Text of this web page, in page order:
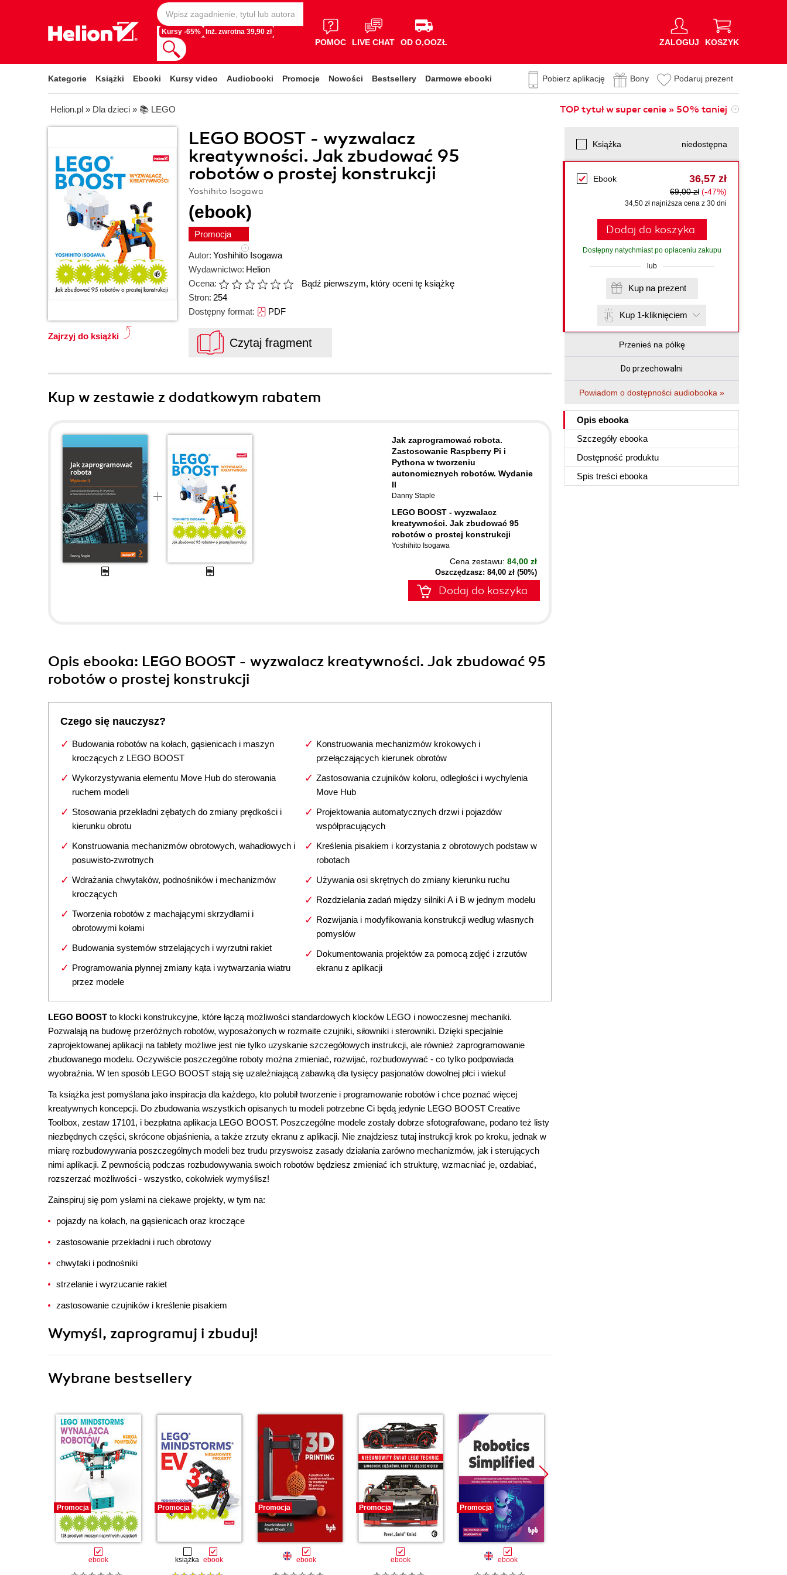
Kursy -65% Inż. zwrotna 39,90 zł
POMOC LIVE CHAT OD O,OOZŁ ZALOGUJ KOSZYK
Kategorie Książki Ebooki Kursy video Audiobooki Promocje Nowości Bestsellery Darmowe ebooki Pobierz aplikację Bony Podaruj prezent
Helion.pl » Dla dzieci » 📚 LEGO TOP tytuł w super cenie » 50% taniej
LEGO BOOST - wyzwalacz
kreatywności. Jak zbudować 95
robotów o prostej konstrukcji
Yoshihito Isogawa
(ebook)
Promocja
Zajrzyj do książki
Autor: Yoshihito Isogawa
Wydawnictwo: Helion
Ocena:
Bądź pierwszym, który oceni tę książkę
Stron: 254
Dostępny format: PDF
Czytaj fragment
Książka niedostępna
Ebook 36,57 zł
69,00 zł (-47%)
34,50 zł najniższa cena z 30 dni
Dodaj do koszyka
Dostępny natychmiast po opłaceniu zakupu
lub
Kup na prezent
Kup 1-kliknięciem
Przenieś na półkę
Do przechowalni
Powiadom o dostępności audiobooka »
Opis ebooka
Szczegóły ebooka
Dostępność produktu
Spis treści ebooka
Kup w zestawie z dodatkowym rabatem
Jak zaprogramować robota.
Zastosowanie Raspberry Pi i
Pythona w tworzeniu
autonomicznych robotów. Wydanie
II
Danny Staple
LEGO BOOST - wyzwalacz
kreatywności. Jak zbudować 95
robotów o prostej konstrukcji
Yoshihito Isogawa
Cena zestawu: 84,00 zł
Oszczędzasz: 84,00 zł (50%)
Dodaj do koszyka
Opis ebooka: LEGO BOOST - wyzwalacz kreatywności. Jak zbudować 95
robotów o prostej konstrukcji
Czego się nauczysz?
Budowania robotów na kołach, gąsienicach i maszyn
kroczących z LEGO BOOST
Wykorzystywania elementu Move Hub do sterowania
ruchem modeli
Stosowania przekładni zębatych do zmiany prędkości i
kierunku obrotu
Konstruowania mechanizmów obrotowych, wahadłowych i
posuwisto-zwrotnych
Wdrażania chwytaków, podnośników i mechanizmów
kroczących
Tworzenia robotów z machającymi skrzydłami i
obrotowymi kołami
Budowania systemów strzelających i wyrzutni rakiet
Programowania płynnej zmiany kąta i wytwarzania wiatru
przez modele
Konstruowania mechanizmów krokowych i
przełączających kierunek obrotów
Zastosowania czujników koloru, odległości i wychylenia
Move Hub
Projektowania automatycznych drzwi i pojazdów
współpracujących
Kreślenia pisakiem i korzystania z obrotowych podstaw w
robotach
Używania osi skrętnych do zmiany kierunku ruchu
Rozdzielania zadań między silniki A i B w jednym modelu
Rozwijania i modyfikowania konstrukcji według własnych
pomysłów
Dokumentowania projektów za pomocą zdjęć i zrzutów
ekranu z aplikacji
LEGO BOOST to klocki konstrukcyjne, które łączą możliwości standardowych klocków LEGO i nowoczesnej mechaniki.
Pozwalają na budowę przeróżnych robotów, wyposażonych w rozmaite czujniki, siłowniki i sterowniki. Dzięki specjalnie
zaprojektowanej aplikacji na tablety możliwe jest nie tylko uzyskanie szczegółowych instrukcji, ale również zaprogramowanie
zbudowanego modelu. Oczywiście poszczególne roboty można zmieniać, rozwijać, rozbudowywać - co tylko podpowiada
wyobraźnia. W ten sposób LEGO BOOST stają się uzależniającą zabawką dla tysięcy pasjonatów dowolnej płci i wieku!
Ta książka jest pomyślana jako inspiracja dla każdego, kto polubił tworzenie i programowanie robotów i chce poznać więcej
kreatywnych koncepcji. Do zbudowania wszystkich opisanych tu modeli potrzebne Ci będą jedynie LEGO BOOST Creative
Toolbox, zestaw 17101, i bezpłatna aplikacja LEGO BOOST. Poszczególne modele zostały dobrze sfotografowane, podano też listy
niezbędnych części, skrócone objaśnienia, a także zrzuty ekranu z aplikacji. Nie znajdziesz tutaj instrukcji krok po kroku, jednak w
miarę rozbudowywania poszczególnych modeli bez trudu przyswoisz zasady działania zarówno mechanizmów, jak i sterujących
nimi aplikacji. Z pewnością podczas rozbudowywania swoich robotów będziesz zmieniać ich strukturę, wzmacniać je, ozdabiać,
rozszerzać możliwości - wszystko, cokolwiek wymyślisz!
Zainspiruj się pom ysłami na ciekawe projekty, w tym na:
pojazdy na kołach, na gąsienicach oraz kroczące
zastosowanie przekładni i ruch obrotowy
chwytaki i podnośniki
strzelanie i wyrzucanie rakiet
zastosowanie czujników i kreślenie pisakiem
Wymyśl, zaprogramuj i zbuduj!
Wybrane bestsellery
Promocja
ebook
Promocja
książka ebook
Promocja
ebook
Promocja
ebook
Promocja
ebook